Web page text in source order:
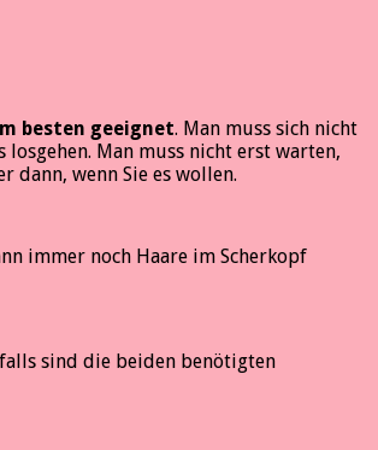
besten geeignet. Man muss sich nicht
Man muss nicht erst warten,
dann, wenn Sie es wollen.
immer noch Haare im Scherkopf
sind die beiden benötigten